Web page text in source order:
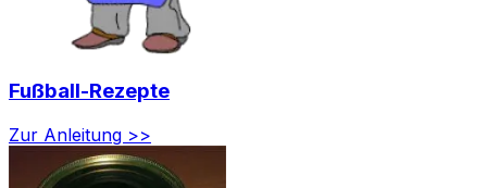
Fußball-Rezepte
Zur Anleitung >>